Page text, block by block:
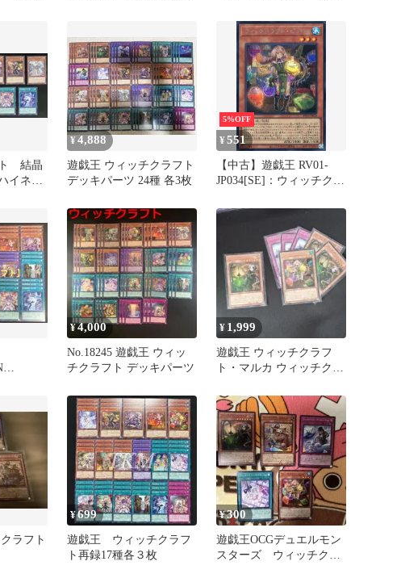
ト 結晶
イネ
¥4,888
遊戯王 ウィッチクラフト
デッキパーツ 24種 各3枚
5%OFF
¥551
【中古】遊戯王 RV01-
JP034[SE]：ウィッチクラ
¥4,000
No.18245 遊戯王 ウィッ
チクラフト デッキパーツ
¥ 1,999
遊戯王 ウィッチクラフ
ト・マルカ ウィッチクラ
枚セット
ラフト
¥699
遊戯王 ウィッチクラフ
ト再録17種各３枚
¥300
遊戯王OCGデュエルモン
スターズ ウィッチクラ